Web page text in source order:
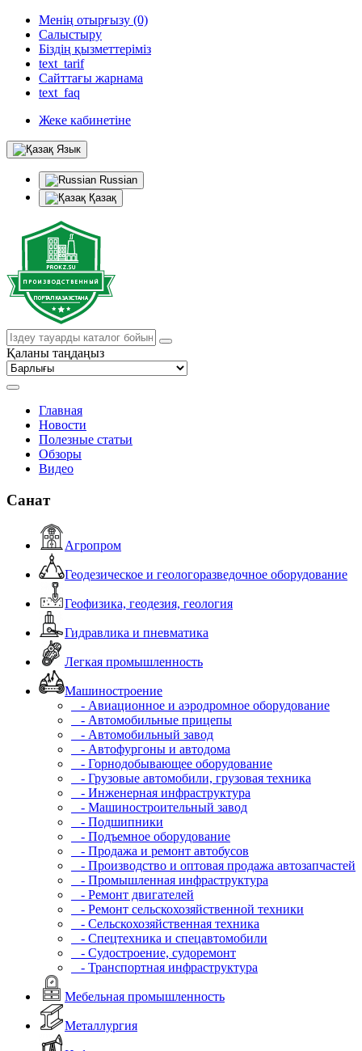
Менің отырғызу (0)
Салыстыру
Біздің қызметтеріміз
text_tarif
Сайттағы жарнама
text_faq
Жеке кабинетіне
Язык
Russian
Қазақ
Қаланы таңдаңыз
Главная
Новости
Полезные статьи
Обзоры
Видео
Санат
Агропром
Геодезическое и геологоразведочное оборудование
Геофизика, геодезия, геология
Гидравлика и пневматика
Легкая промышленность
Машиностроение
- Авиационное и аэродромное оборудование
- Автомобильные прицепы
- Автомобильный завод
- Автофургоны и автодома
- Горнодобывающее оборудование
- Грузовые автомобили, грузовая техника
- Инженерная инфраструктура
- Машиностроительный завод
- Подшипники
- Подъемное оборудование
- Продажа и ремонт автобусов
- Производство и оптовая продажа автозапчастей
- Промышленная инфраструктура
- Ремонт двигателей
- Ремонт сельскохозяйственной техники
- Сельскохозяйственная техника
- Спецтехника и спецавтомобили
- Судостроение, судоремонт
- Транспортная инфраструктура
Мебельная промышленность
Металлургия